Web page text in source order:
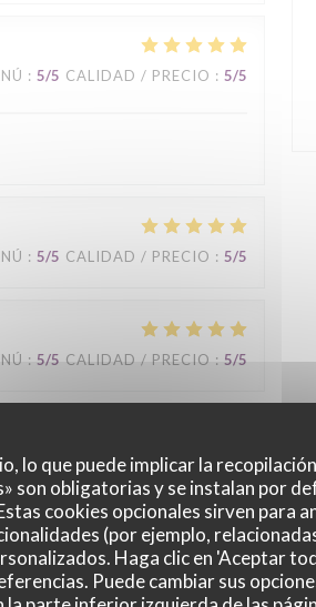
lo que puede implicar la
son obligatorias y se instalan por
cookies opcionales sirven para
(por ejemplo,
Haga clic en 'Aceptar
Puede cambiar sus
: 5/5 CALIDAD / PRECIO : 5/5
: 5/5 CALIDAD / PRECIO : 5/5
: 5/5 CALIDAD / PRECIO : 5/5
: 5/5 CALIDAD / PRECIO: 5/5
a une très bonne équipe: le
bonne qualité, il ne fait pas de